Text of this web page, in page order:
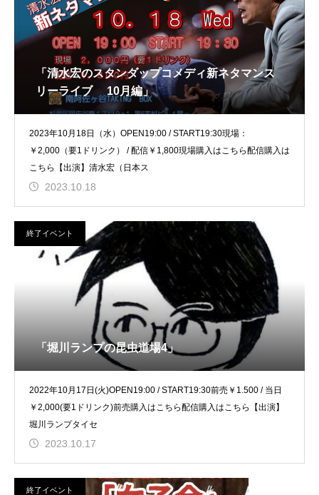
「清水宏のスタンダップコメディ新ネタマンス
リーライブ 10月編」
2023年10月18日（水）OPEN19:00 / START19:30現場：
￥2,000（要1ドリンク） / 配信￥1,800現場購入はこちら配信購入は
こちら【出演】清水宏（日本ス
2023.10.18
終了イベント
「堀川ランプの昆虫道場4」
2022年10月17日(火)OPEN19:00 / START19:30前売￥1.500 / 当日
￥2,000(要1ドリンク)前売購入はこちら配信購入はこちら【出演】
堀川ランプタイセ
2023.10.17
終了イベント